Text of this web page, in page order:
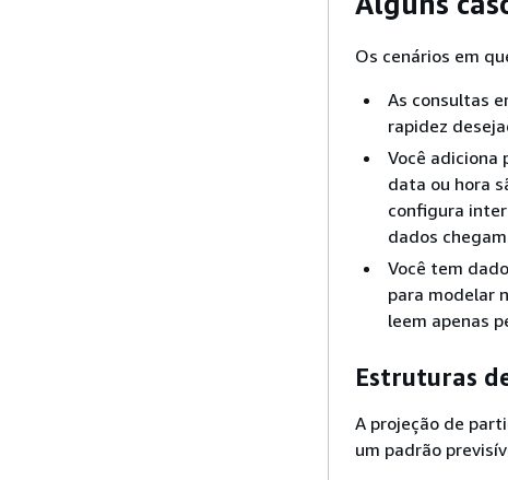
Os cenários em
As consultas
rapidez
Você adiciona
data ou hora
configura
dados
Você tem
para modelar
leem apenas
Estruturas
A projeção de
um padrão